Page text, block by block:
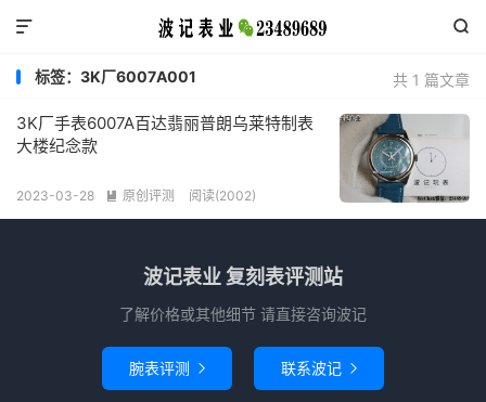


共 1 篇文章
标签：3K厂6007A001
3K厂手表6007A百达翡丽普朗乌莱特制表
大楼纪念款
2023-03-28  原创评测 阅读(2002)
波记表业 复刻表评测站
了解价格或其他细节 请直接咨询波记
腕表评测  联系波记 